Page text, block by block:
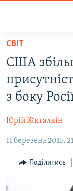
Перейти
основного
матеріалу
Перейти
до
основної
навігації
Перейти
пошуку
ВІДЕО ТА ФОТО
БЛОГИ
ПОГЛЯД
ІНТЕРВ'Ю
СВІТ
США
з боку
Юрій Жигалкін
11 березень 2015,
Поділитись